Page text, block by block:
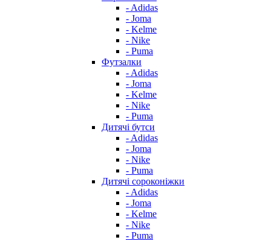
- Adidas
- Joma
- Kelme
- Nike
- Puma
Футзалки
- Adidas
- Joma
- Kelme
- Nike
- Puma
Дитячі бутси
- Adidas
- Joma
- Nike
- Puma
Дитячі сороконіжки
- Adidas
- Joma
- Kelme
- Nike
- Puma